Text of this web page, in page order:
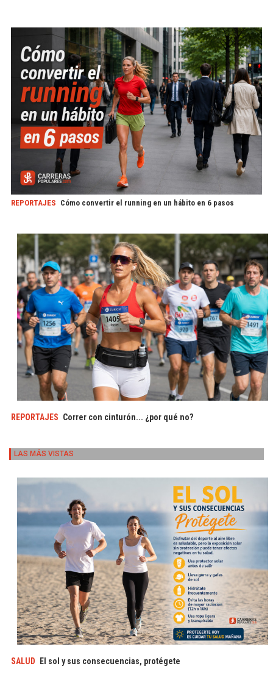
REPORTAJES Cómo convertir el running en un hábito en 6 pasos
REPORTAJES Correr con cinturón... ¿por qué no?
LAS MÁS VISTAS
SALUD El sol y sus consecuencias, protégete